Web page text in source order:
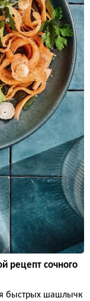
рецепт сочного
быстрых шашлычк